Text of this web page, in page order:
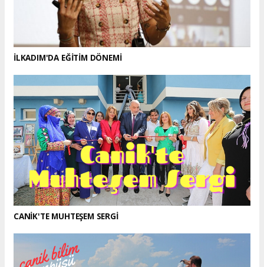
İLKADIM'DA EĞİTİM DÖNEMİ
CANİK'TE MUHTEŞEM SERGİ